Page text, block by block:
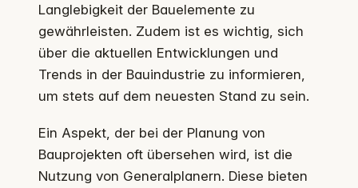
Langlebigkeit der Bauelemente zu
gewährleisten. Zudem ist es wichtig, sich
über die aktuellen Entwicklungen und
Trends in der Bauindustrie zu informieren,
um stets auf dem neuesten Stand zu sein.
Ein Aspekt, der bei der Planung von
Bauprojekten oft übersehen wird, ist die
Nutzung von Generalplanern. Diese bieten